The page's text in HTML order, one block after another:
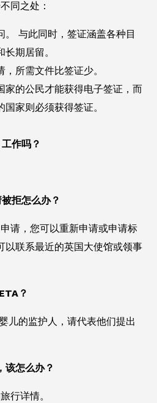
同之处：
。 与此同时，签证涵盖各种目
期居留。
所需文件比签证少。
家的公民才能获得电子签证，而
家则必须获得签证。
作吗？
拒怎么办？
请，您可以重新申请或申请标
以联系最近的英国大使馆或领事
？
儿的监护人，请代表他们提出
该怎么办？
行详情。